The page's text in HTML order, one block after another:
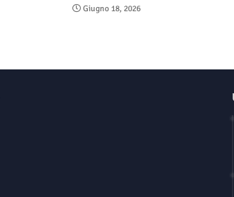
Giugno 18, 2026